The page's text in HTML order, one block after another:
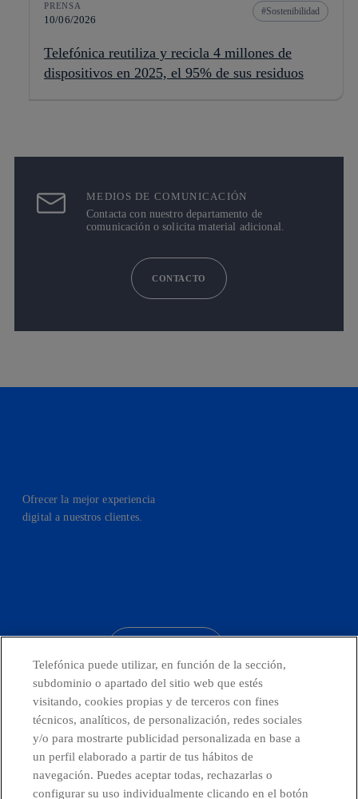
PRENSA
10/06/2026
Sostenibilidad
Telefónica reutiliza y recicla 4 millones de
dispositivos en 2025, el 95% de sus residuos
MEDIOS DE COMUNICACIÓN
Contacta con nuestro departamento de
comunicación o solicita material adicional.
CONTACTO
Ofrecer la mejor experiencia
digital a nuestros clientes.
Países y Unidades emergentes
Canal de Denuncias
Telefónica puede utilizar, en función de la sección,
subdominio o apartado del sitio web que estés
visitando, cookies propias y de terceros con fines
técnicos, analíticos, de personalización, redes sociales
y/o para mostrarte publicidad personalizada en base a
un perfil elaborado a partir de tus hábitos de
navegación. Puedes aceptar todas, rechazarlas o
configurar su uso individualmente clicando en el botón